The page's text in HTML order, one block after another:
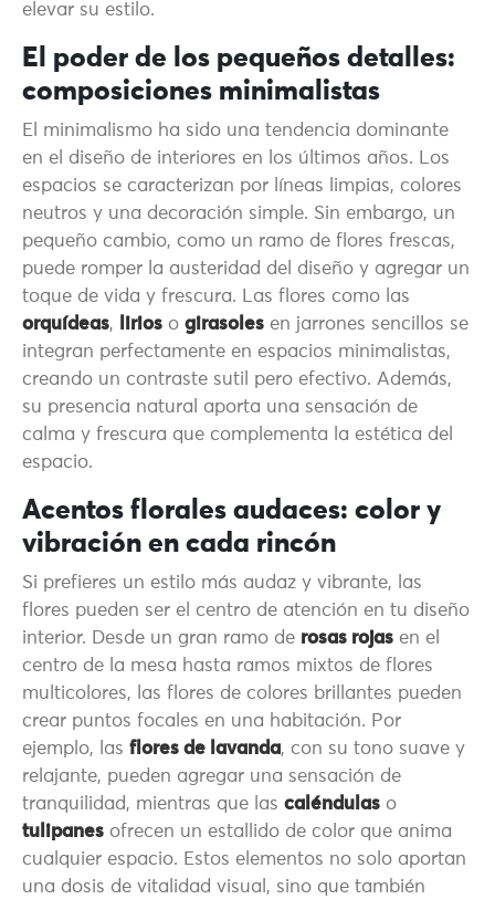
elevar su estilo.
El poder de los pequeños detalles:
composiciones minimalistas
El minimalismo ha sido una tendencia dominante
en el diseño de interiores en los últimos años. Los
espacios se caracterizan por líneas limpias, colores
neutros y una decoración simple. Sin embargo, un
pequeño cambio, como un ramo de flores frescas,
puede romper la austeridad del diseño y agregar un
toque de vida y frescura. Las flores como las
orquídeas, lirios o girasoles en jarrones sencillos se
integran perfectamente en espacios minimalistas,
creando un contraste sutil pero efectivo. Además,
su presencia natural aporta una sensación de
calma y frescura que complementa la estética del
espacio.
Acentos florales audaces: color y
vibración en cada rincón
Si prefieres un estilo más audaz y vibrante, las
flores pueden ser el centro de atención en tu diseño
interior. Desde un gran ramo de rosas rojas en el
centro de la mesa hasta ramos mixtos de flores
multicolores, las flores de colores brillantes pueden
crear puntos focales en una habitación. Por
ejemplo, las flores de lavanda, con su tono suave y
relajante, pueden agregar una sensación de
tranquilidad, mientras que las caléndulas o
tulipanes ofrecen un estallido de color que anima
cualquier espacio. Estos elementos no solo aportan
una dosis de vitalidad visual, sino que también